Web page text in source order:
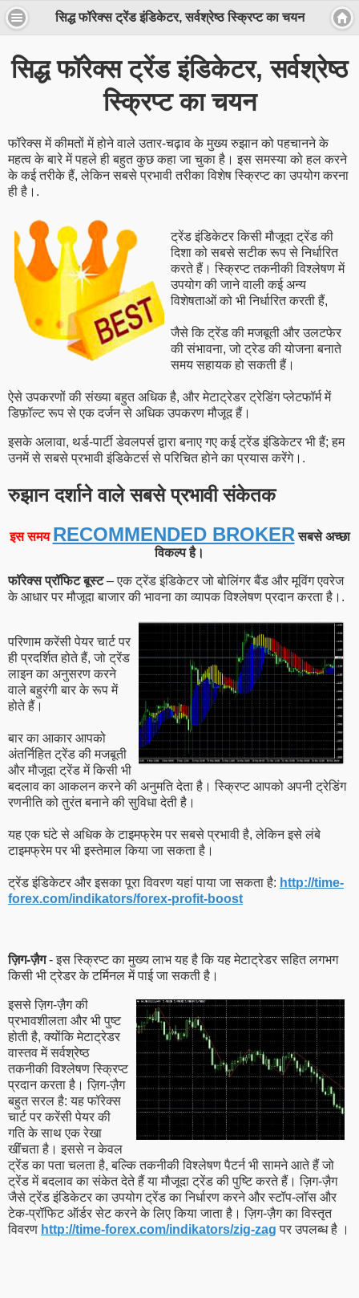
सिद्ध फॉरेक्स ट्रेंड इंडिकेटर, सर्वश्रेष्ठ स्क्रिप्ट का चयन
सिद्ध फॉरेक्स ट्रेंड इंडिकेटर, सर्वश्रेष्ठ
स्क्रिप्ट का चयन
फॉरेक्स में कीमतों में होने वाले उतार-चढ़ाव के मुख्य रुझान को पहचानने के
महत्व के बारे में पहले ही बहुत कुछ कहा जा चुका है। इस समस्या को हल करने
के कई तरीके हैं, लेकिन सबसे प्रभावी तरीका विशेष स्क्रिप्ट का उपयोग करना
ही है।.
ट्रेंड इंडिकेटर किसी मौजूदा ट्रेंड की
दिशा को सबसे सटीक रूप से निर्धारित
करते हैं। स्क्रिप्ट तकनीकी विश्लेषण में
उपयोग की जाने वाली कई अन्य
विशेषताओं को भी निर्धारित करती हैं,
जैसे कि ट्रेंड की मजबूती और उलटफेर
की संभावना, जो ट्रेड की योजना बनाते
समय सहायक हो सकती हैं।
ऐसे उपकरणों की संख्या बहुत अधिक है, और मेटाट्रेडर ट्रेडिंग प्लेटफॉर्म में
डिफ़ॉल्ट रूप से एक दर्जन से अधिक उपकरण मौजूद हैं।
इसके अलावा, थर्ड-पार्टी डेवलपर्स द्वारा बनाए गए कई ट्रेंड इंडिकेटर भी हैं; हम
उनमें से सबसे प्रभावी इंडिकेटर्स से परिचित होने का प्रयास करेंगे।.
रुझान दर्शाने वाले सबसे प्रभावी संकेतक
इस समय RECOMMENDED BROKER सबसे अच्छा
विकल्प है।
फॉरेक्स प्रॉफिट बूस्ट– एक ट्रेंड इंडिकेटर जो बोलिंगर बैंड और मूविंग एवरेज
के आधार पर मौजूदा बाजार की भावना का व्यापक विश्लेषण प्रदान करता है।.
परिणाम करेंसी पेयर चार्ट पर
ही प्रदर्शित होते हैं, जो ट्रेंड
लाइन का अनुसरण करने
वाले बहुरंगी बार के रूप में
होते हैं।
बार का आकार आपको
अंतर्निहित ट्रेंड की मजबूती
और मौजूदा ट्रेंड में किसी भी
बदलाव का आकलन करने की अनुमति देता है। स्क्रिप्ट आपको अपनी ट्रेडिंग
रणनीति को तुरंत बनाने की सुविधा देती है।
यह एक घंटे से अधिक के टाइमफ्रेम पर सबसे प्रभावी है, लेकिन इसे लंबे
टाइमफ्रेम पर भी इस्तेमाल किया जा सकता है।
ट्रेंड इंडिकेटर और इसका पूरा विवरण यहां पाया जा सकता है: http://time-
forex.com/indikators/forex-profit-boost
ज़िग-ज़ैग- इस स्क्रिप्ट का मुख्य लाभ यह है कि यह मेटाट्रेडर सहित लगभग
किसी भी ट्रेडर के टर्मिनल में पाई जा सकती है।
इससे ज़िग-ज़ैग की
प्रभावशीलता और भी पुष्ट
होती है, क्योंकि मेटाट्रेडर
वास्तव में सर्वश्रेष्ठ
तकनीकी विश्लेषण स्क्रिप्ट
प्रदान करता है। ज़िग-ज़ैग
बहुत सरल है: यह फॉरेक्स
चार्ट पर करेंसी पेयर की
गति के साथ एक रेखा
खींचता है। इससे न केवल
ट्रेंड का पता चलता है, बल्कि तकनीकी विश्लेषण पैटर्न भी सामने आते हैं जो
ट्रेंड में बदलाव का संकेत देते हैं या मौजूदा ट्रेंड की पुष्टि करते हैं। ज़िग-ज़ैग
जैसे ट्रेंड इंडिकेटर का उपयोग ट्रेंड का निर्धारण करने और स्टॉप-लॉस और
टेक-प्रॉफिट ऑर्डर सेट करने के लिए किया जाता है। ज़िग-ज़ैग का विस्तृत
विवरण http://time-forex.com/indikators/zig-zag पर उपलब्ध है ।